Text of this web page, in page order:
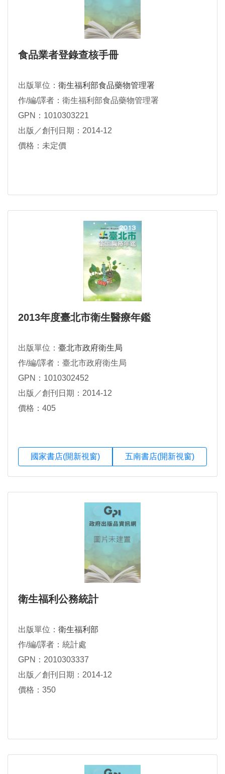
食品業者登錄查核手冊
出版單位： 衛生福利部食品藥物管理署
作/編/譯者：衛生福利部食品藥物管理署
GPN：1010303221
出版／創刊日期：2014-12
價格：未定價
2013年度臺北市衛生醫療年鑑
出版單位： 臺北市政府衛生局
作/編/譯者：臺北市政府衛生局
GPN：1010302452
出版／創刊日期：2014-12
價格：405
國家書店(開新視窗) 五南書店(開新視窗)
衛生福利公務統計
出版單位： 衛生福利部
作/編/譯者：統計處
GPN：2010303337
出版／創刊日期：2014-12
價格：350